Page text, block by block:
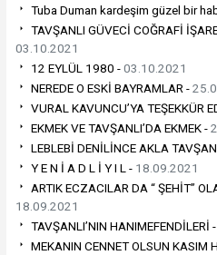
Tuba Duman kardeşim güzel bir
TAVŞANLI GÜVECİ COĞRAFİ
03.10.2021
12 EYLÜL 1980 -03.10.2021
NEREDE O ESKİ BAYRAMLAR -
VURAL KAVUNCU’YA TEŞEKKÜR
EKMEK VE TAVŞANLI’DA EKMEK -
LEBLEBİ DENİLİNCE AKLA
Y E N İ A D L İ Y I L - 18.09.2021
ARTIK ECZACILAR DA “ ŞEHİT”
18.09.2021
TAVŞANLI’NIN HANIMEFENDİLERİ -
MEKANIN CENNET OLSUN KASIM